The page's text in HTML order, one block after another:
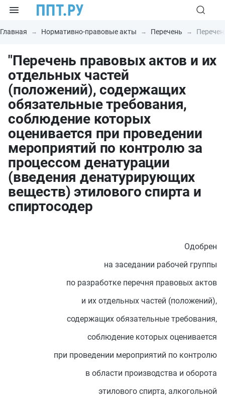
Главная Нормативно-правовые акты Перечень
"Перечень правовых актов и их
отдельных частей
(положений), содержащих
обязательные требования,
соблюдение которых
оценивается при проведении
мероприятий по контролю за
процессом денатурации
(введения денатурирующих
веществ) этилового спирта и
спиртосодер
Одобрен
на заседании рабочей группы
по разработке перечня правовых актов
и их отдельных частей (положений),
содержащих обязательные требования,
соблюдение которых оценивается
при проведении мероприятий по контролю
в области производства и оборота
этилового спирта, алкогольной